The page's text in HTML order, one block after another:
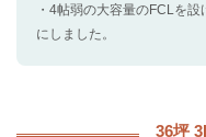
・4帖弱の大容量のFCLを
にしました。
36坪